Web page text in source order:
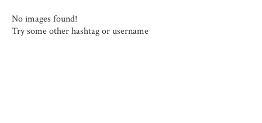
No images found!
Try some other hashtag or username